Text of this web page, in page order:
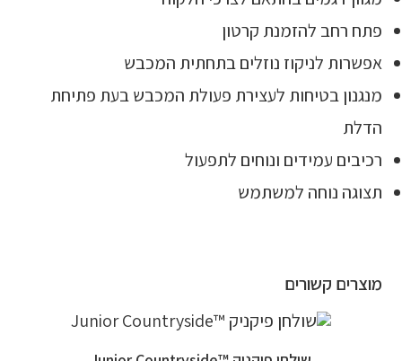
פתח רחב להזמנת קרטון
אפשרות לניקוז נוזלים בתחתית המכבש
מנגנון בטיחות לעצירת פעולת המכבש בעת פתיחת
הדלת
רכיבים עמידים ונוחים לתפעול
תצוגה נוחה למשתמש
מוצרים קשורים